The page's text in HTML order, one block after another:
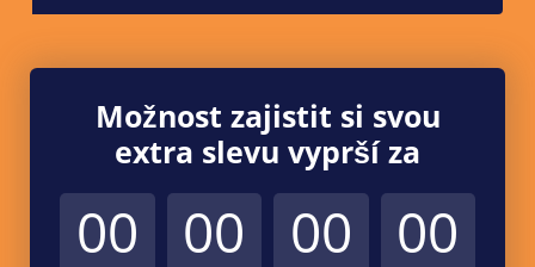
Možnost zajistit si svou
extra slevu vyprší za
00 00 00 00